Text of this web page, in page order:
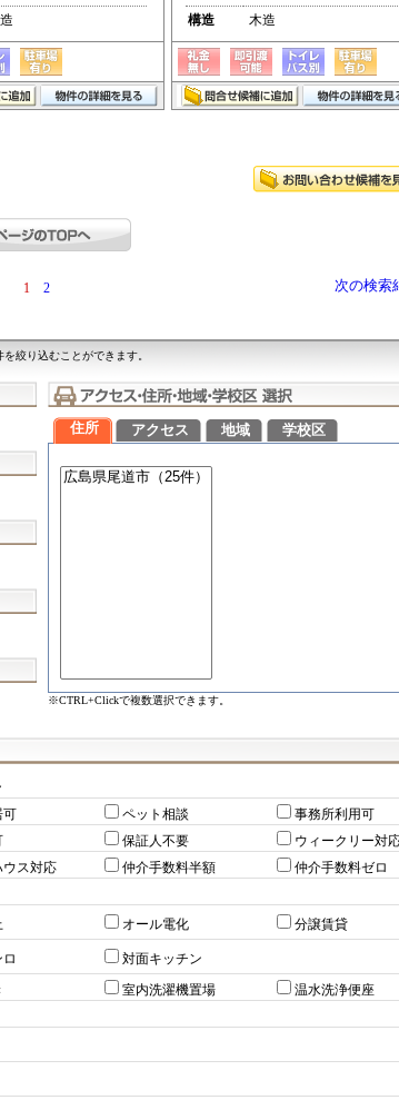
構造
木造
1 2 次の検索
絞り込むことができます。
住所 アクセス 地域 学校区
※CTRL+Clickで複数選択できます。
ペット相談
事務所利用可
保証人不要
ウィークリー対
ウス対応 仲介手数料半額
仲介手数料ゼロ
オール電化 分譲賃貸
対面キッチン
室内洗濯機置場
温水洗浄便座